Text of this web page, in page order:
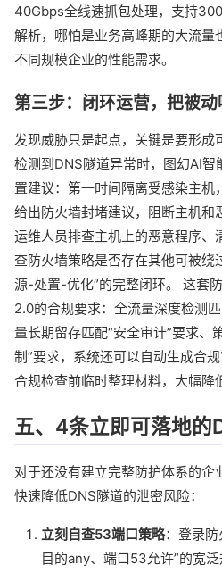
40Gbps全线速抓包处理，支持
解析，哪怕是业务高峰期的大流量
不同规模企业的性能需求。
第三步：闭环运营，把被
发现威胁只是起点，关键是要形成
检测到DNS隧道异常时，图幻AI智
置建议：第一时间隔离受感染主机
给出防火墙封堵建议，阻断主机和
运维人员排查主机上的恶意程序、
查防火墙策略是否存在其他可被绕
源-处置-优化”的完整闭环。 这套
2.0的合规要求：全流量深度检测
量长期留存匹配“安全审计”要求、
制”要求，系统还可以自动生成合
合规检查前临时整理材料，大幅降
五、4条立即可落地的
对于还没有建立完整防护体系的企
快速降低DNS隧道的泄密风险：
立刻自查53端口策略：登录防
目的any、端口53允许”的宽